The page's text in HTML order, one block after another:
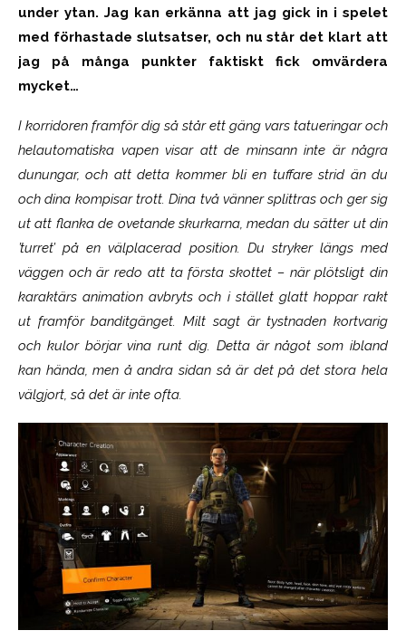
under ytan. Jag kan erkänna att jag gick in i spelet
med förhastade slutsatser, och nu står det klart att
jag på många punkter faktiskt fick omvärdera
mycket…
I korridoren framför dig så står ett gäng vars tatueringar och
helautomatiska vapen visar att de minsann inte är några
dunungar, och att detta kommer bli en tuffare strid än du
och dina kompisar trott. Dina två vänner splittras och ger sig
ut att flanka de ovetande skurkarna, medan du sätter ut din
’turret’ på en välplacerad position. Du stryker längs med
väggen och är redo att ta första skottet – när plötsligt din
karaktärs animation avbryts och i stället glatt hoppar rakt
ut framför banditgänget. Milt sagt är tystnaden kortvarig
och kulor börjar vina runt dig. Detta är något som ibland
kan hända, men å andra sidan så är det på det stora hela
välgjort, så det är inte ofta.